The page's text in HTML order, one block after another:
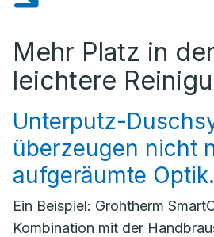
Mehr Platz in
leichtere
Unterputz-
überzeugen nicht
aufgeräumte Optik.
Ein Beispiel: Grohtherm
Kombination mit der